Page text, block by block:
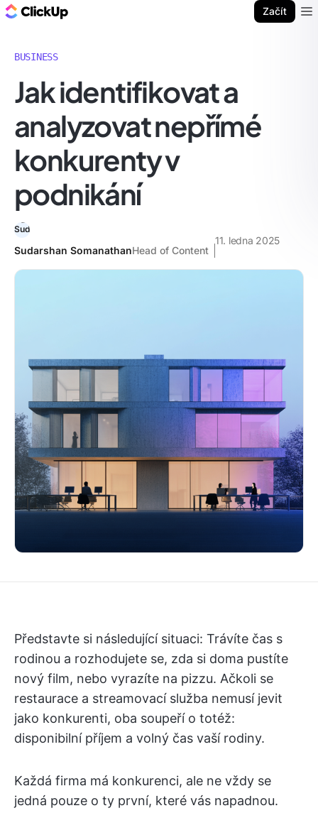
Začít
BUSINESS
Jak identifikovat a
analyzovat nepřímé
konkurenty v
podnikání
Sudarshan SomanathanHead of Content
11. ledna 2025
Představte si následující situaci: Trávíte čas s
rodinou a rozhodujete se, zda si doma pustíte
nový film, nebo vyrazíte na pizzu. Ačkoli se
restaurace a streamovací služba nemusí jevit
jako konkurenti, oba soupeří o totéž:
disponibilní příjem a volný čas vaší rodiny.
Každá firma má konkurenci, ale ne vždy se
jedná pouze o ty první, které vás napadnou.